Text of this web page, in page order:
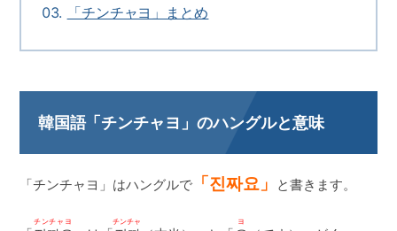
「チンチャヨ」まとめ
韓国語「チンチャヨ」のハングルと意味
「チンチャヨ」はハングルで 「진짜요」 と書きます。
チンチャヨ チンチャ ヨ